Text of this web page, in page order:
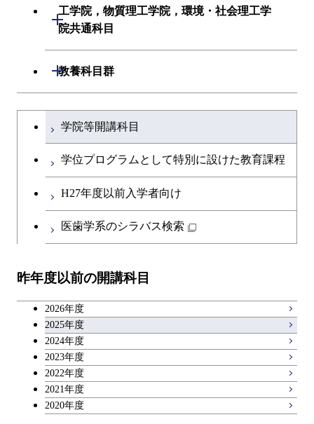
創造プロセス科目
共通専門科目
建築学系
融合理工学系
初年次専門科目
工学院，物質理工学院，環境・社会理工学
院共通科目
開閉
工学院，物質理工学院，環境・社会
教養科目群
開閉
文系教養科目
英語科目
第二外国語科目
アントレプレナーシップ科目
学士課程を切り替える
学院等開講科目
学位プログラムとして特別に設けた教育課程
H27年度以前入学者向け
医歯学系のシラバス検索
昨年度以前の開講科目
2026年度
2025年度
2024年度
2023年度
2022年度
2021年度
2020年度